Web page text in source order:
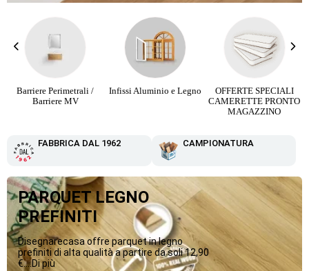
Infissi Aluminio e Legno
OFFERTE SPECIALI
Parquet Maxi Plancia 3
Strip da 12,90 €
FABBRICA DAL 1962 CAMPIONATURA
PARQUET LEGNO
PREFINITI
Disegnarecasa offre parquet in legno
prefiniti di alta qualità a partire da soli 12,90
€....Di più